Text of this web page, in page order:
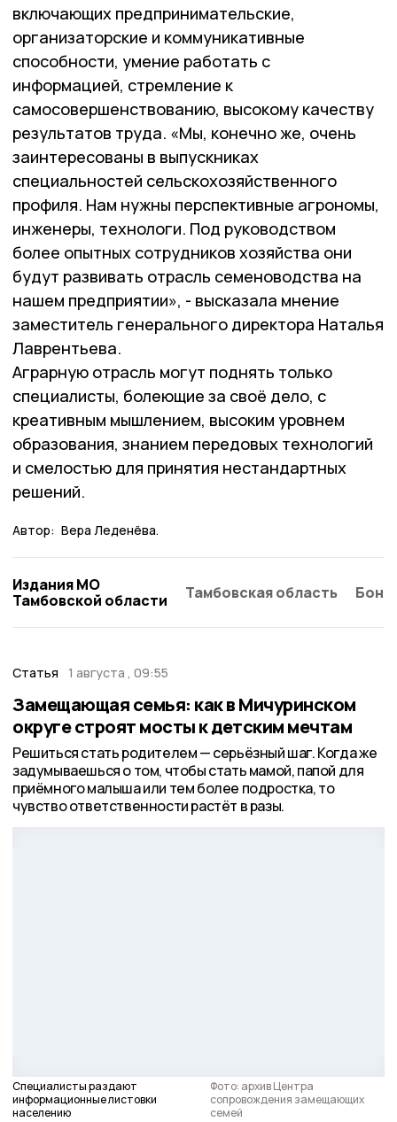
включающих предпринимательские,
организаторские и коммуникативные
способности, умение работать с
информацией, стремление к
самосовершенствованию, высокому качеству
результатов труда. «Мы, конечно же, очень
заинтересованы в выпускниках
специальностей сельскохозяйственного
профиля. Нам нужны перспективные агрономы,
инженеры, технологи. Под руководством
более опытных сотрудников хозяйства они
будут развивать отрасль семеноводства на
нашем предприятии», - высказала мнение
заместитель генерального директора Наталья
Лаврентьева.
Аграрную отрасль могут поднять только
специалисты, болеющие за своё дело, с
креативным мышлением, высоким уровнем
образования, знанием передовых технологий
и смелостью для принятия нестандартных
решений.
Автор: Вера Леденёва.
Издания МО
Тамбовской области
Тамбовская область
Статья 1 августа , 09:55
Замещающая семья: как в Мичуринском
округе строят мосты к детским мечтам
Решиться стать родителем — серьёзный шаг. Когда же
задумываешься о том, чтобы стать мамой, папой для
приёмного малыша или тем более подростка, то
чувство ответственности растёт в разы.
Специалисты раздают
информационные листовки
населению
Фото: архив Центра
сопровождения замещающих
семей